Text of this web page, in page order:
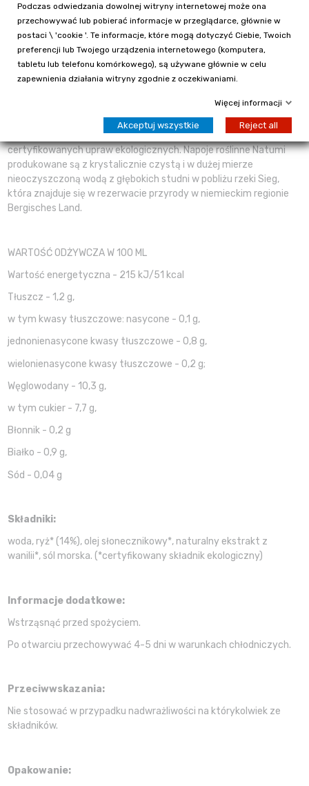
Madagaskaru jest najbardziej cenioną wanilią świata ze względu
na najwyższą zawartość waniliny wśród innych odmian. Na jej
bazie otrzymany ekstrakt nadaje napojowi charakterystyczny
smak i zapach.
Natumi to niemiecka marka oferująca najszerszą gamę
popularnością od 1999 roku. Posiada najnowocześniejsze
urządzenia do produkcji napojów roślinnych z różnych surowców.
Firma stosuje tylko najlepsze ekologiczne pełnoziarniste ziarna z
certyfikowanych upraw ekologicznych. Napoje roślinne Natumi
produkowane są z krystalicznie czystą i w dużej mierze
nieoczyszczoną wodą z głębokich studni w pobliżu rzeki Sieg,
która znajduje się w rezerwacie przyrody w niemieckim regionie
Bergisches Land.
WARTOŚĆ ODŻYWCZA W 100 ML
Wartość energetyczna - 215 kJ/51 kcal
Tłuszcz - 1,2 g,
w tym kwasy tłuszczowe: nasycone - 0,1 g,
jednonienasycone kwasy tłuszczowe - 0,8 g,
wielonienasycone kwasy tłuszczowe - 0,2 g;
Węglowodany - 10,3 g,
w tym cukier - 7,7 g,
Błonnik - 0,2 g
Białko - 0,9 g,
Sód - 0,04 g
Składniki:
woda, ryż* (14%), olej słonecznikowy*, naturalny ekstrakt z
wanilii*, sól morska. (*certyfikowany składnik ekologiczny)
Informacje dodatkowe:
Wstrząsnąć przed spożyciem.
Po otwarciu przechowywać 4-5 dni w warunkach chłodniczych.
Przeciwwskazania:
Nie stosować w przypadku nadwrażliwości na którykolwiek ze
składników.
Opakowanie:
Podczas odwiedzania dowolnej witryny internetowej może ona
przechowywać lub pobierać informacje w przeglądarce, głównie w
postaci \ 'cookie '. Te informacje, które mogą dotyczyć Ciebie, Twoich
preferencji lub Twojego urządzenia internetowego (komputera,
tabletu lub telefonu komórkowego), są używane głównie w celu
zapewnienia działania witryny zgodnie z oczekiwaniami.
Więcej informacji
Akceptuj wszystkie Reject all